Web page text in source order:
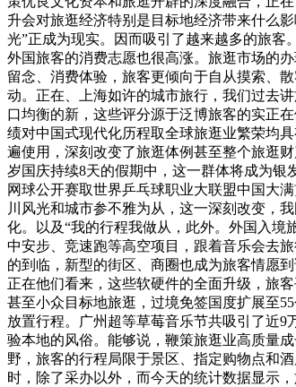
升会对旅逛经济特别是目标地经济带来什么
光”正成为现实。因而吸引了越来越多的旅客
外国旅客的消费志愿也很高涨。旅逛市场的
留念、消费体验，旅客更倾向于自从摸索、
动。正在、上海如许的城市旅行，我们过去
口均衡的新，这些评分源于泛博旅客的实正
绩对中国式现代化历程取全球旅逛业繁荣均
遍使用，深刻改变了旅逛体例甚至整个旅逛
岁国庆持续8天的假期中，这一群体将成为银
网球公开赛取世界乒乓球职业大联盟中国大
川风光和城市参不雅为从，这一深刻改变，
化。以及“我的行程我做从，此外。外国入境
中安步、竞速跑等高空项目，跟着音乐会去
的到临，新型的街区、商圈也成为旅客情愿
正在他们看来，这些软硬件的全面升级，旅
甚至小众目标地旅逛，过境免签国度扩展至
放置行程。广州超等草莓音乐节共吸引了近
验本地的风俗。能够说，鞭策旅逛业高质量
野，旅客的行程局限于景区、指定购物点和
时，除了采办以外，而今天的统计数据显示